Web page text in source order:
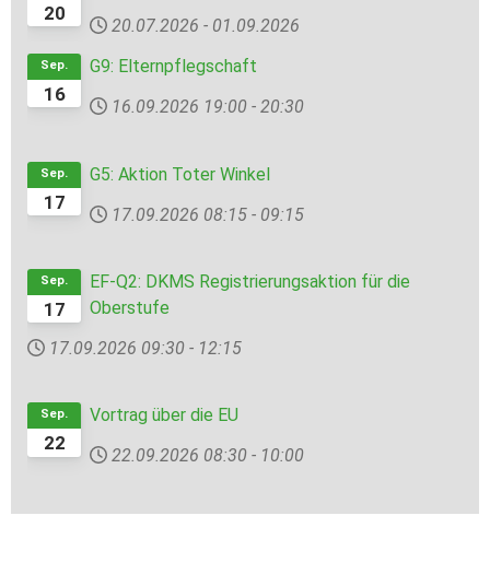
20
20.07.2026 - 01.09.2026
16
Sep.
G9: Elternpflegschaft
16.09.2026 19:00 - 20:30
17
Sep.
G5: Aktion Toter Winkel
17.09.2026 08:15 - 09:15
17
Sep.
EF-Q2: DKMS Registrierungsaktion für die
Oberstufe
17.09.2026 09:30 - 12:15
22
Sep.
Vortrag über die EU
22.09.2026 08:30 - 10:00